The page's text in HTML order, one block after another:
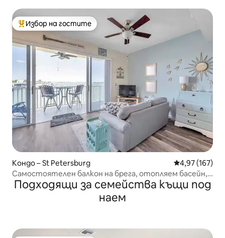
Най-популярен избор на гостите
Избор на гостите
Кондо – St Petersburg Средна
4,97 (167)
Самостоятелен балкон на брега, отопляем басейн,
хидромасажна вана
Подходящи за семейства къщи под
наем